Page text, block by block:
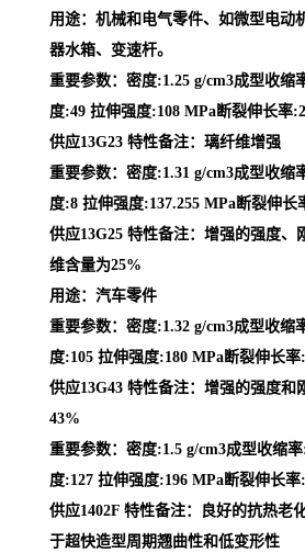
用途：机械和电气零件、如微型电动
器水箱、变速杆。
重要参数：密度:1.25 g/cm3成型收缩
度:49 拉伸强度:108 MPa断裂伸长率
供应13G23 特性备注：璃纤维增强
重要参数：密度:1.31 g/cm3成型收缩
度:8 拉伸强度:137.255 MPa断裂伸长
供应13G25 特性备注：增强的强度、
维含量为25%
用途：汽车零件
重要参数：密度:1.32 g/cm3成型收缩
度:105 拉伸强度:180 MPa断裂伸长率
供应13G43 特性备注：增强的强度和
43%
重要参数：密度:1.5 g/cm3成型收缩
度:127 拉伸强度:196 MPa断裂伸长率
供应1402F 特性备注：良好的抗热老
于超快造型周期翘曲性和低变形性